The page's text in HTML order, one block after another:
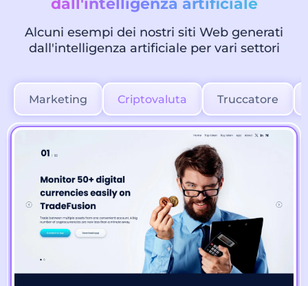
dall'intelligenza artificiale
Alcuni esempi dei nostri siti Web generati
dall'intelligenza artificiale per vari settori
Marketing Criptovaluta Truccatore